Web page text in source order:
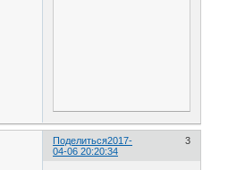
Поделиться 3
2017-
04-06 20:20:34